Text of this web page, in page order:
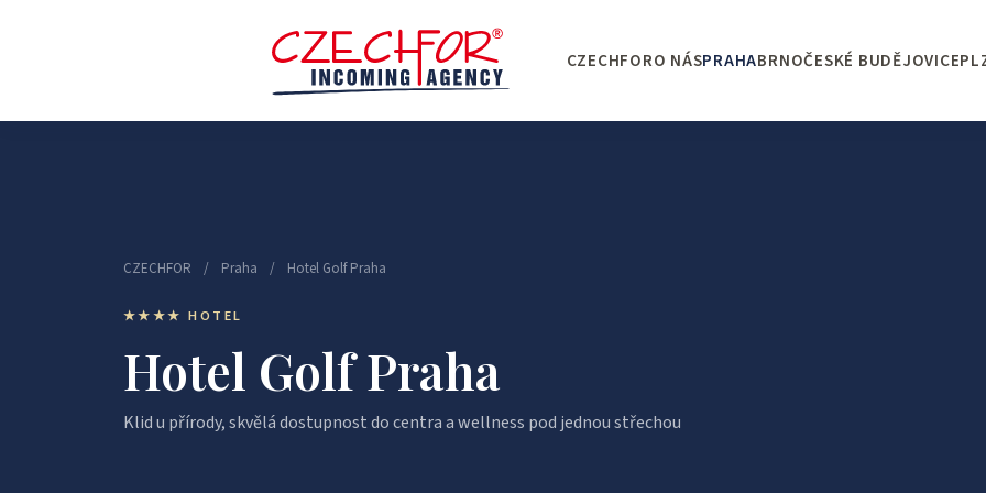
CZECHFORO NÁSPRAHABRNOČESKÉ BUDĚJOVICE
CZECHFOR / Praha / Hotel Golf Praha
★★★★ HOTEL
Hotel Golf Praha
Klid u přírody, skvělá dostupnost do centra a wellness pod jednou střechou